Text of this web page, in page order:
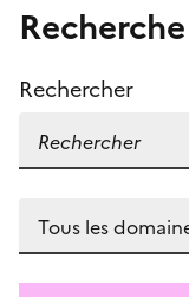
Recherche
Rechercher